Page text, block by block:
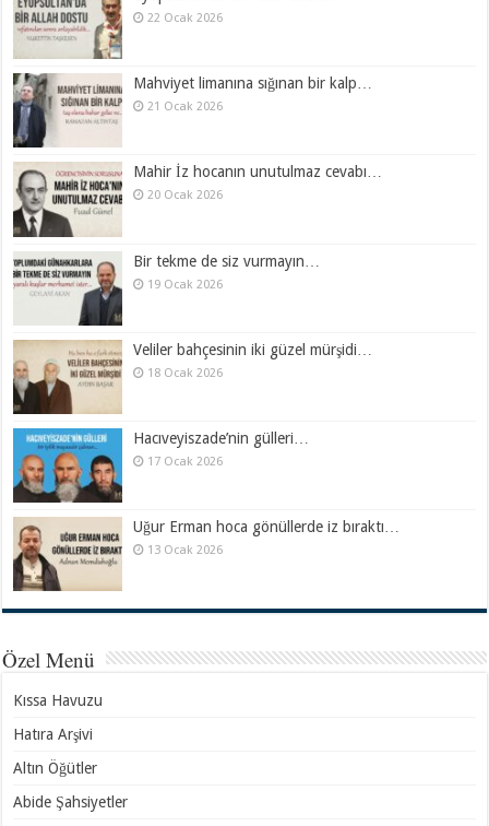
22 Ocak 2026
Mahviyet limanına sığınan bir kalp…
21 Ocak 2026
Mahir İz hocanın unutulmaz cevabı…
20 Ocak 2026
Bir tekme de siz vurmayın…
19 Ocak 2026
Veliler bahçesinin iki güzel mürşidi…
18 Ocak 2026
Hacıveyiszade’nin gülleri…
17 Ocak 2026
Uğur Erman hoca gönüllerde iz bıraktı…
13 Ocak 2026
Özel Menü
Kıssa Havuzu
Hatıra Arşivi
Altın Öğütler
Abide Şahsiyetler